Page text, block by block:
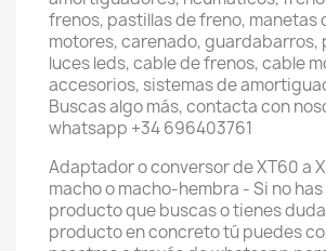
frenos, pastillas de freno, manetas
motores, carenado, guardabarros,
luces leds, cable de frenos, cable
accesorios, sistemas de
Buscas algo más, contacta con
whatsapp +34 696403761
Adaptador o conversor de XT60 a
macho o macho-hembra - Si no
producto que buscas o tienes
producto en concreto tú puedes